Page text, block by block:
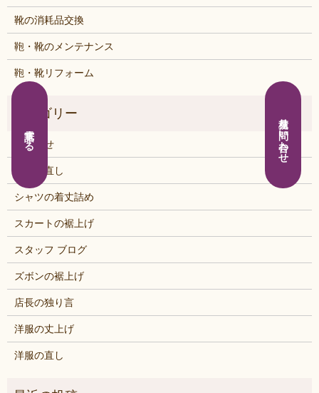
靴の消耗品交換
鞄・靴のメンテナンス
鞄・靴リフォーム
お知らせ
くつの直し
シャツの着丈詰め
スカートの裾上げ
スタッフ ブログ
ズボンの裾上げ
店長の独り言
洋服の丈上げ
洋服の直し
電話する 見積り問い合わせ